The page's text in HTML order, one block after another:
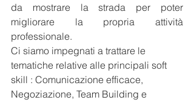
da mostrare la strada per poter
migliorare la propria attività
professionale.
Ci siamo impegnati a trattare le
tematiche relative alle principali soft
skill : Comunicazione efficace,
Negoziazione, Team Building e